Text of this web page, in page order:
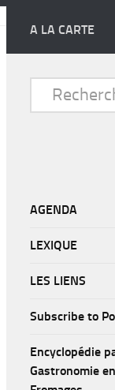
A LA CARTE
AGENDA
LEXIQUE
LES LIENS
Subscribe to
Encyclopédie
Gastronomie